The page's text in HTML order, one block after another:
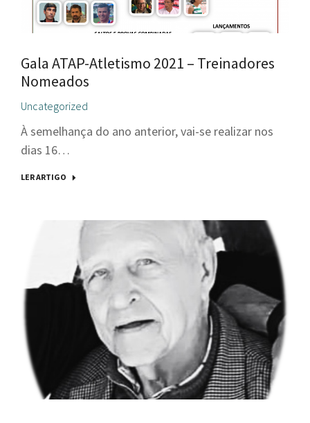
Gala ATAP-Atletismo 2021 – Treinadores
Nomeados
Uncategorized
À semelhança do ano anterior, vai-se realizar nos
dias 16…
LER ARTIGO